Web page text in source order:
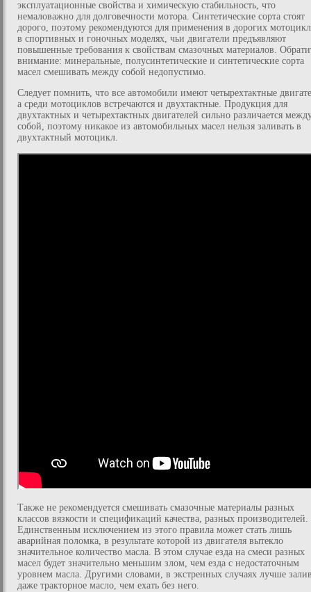
эксплуатационные свойства и химическую стабильность, что
немаловажно для долговечности мотора. Синтетические сорта стоят
дорого, поэтому рекомендуются для применения в дорогих
в спортивных и гоночных моделях, чьи двигатели предъявляют
повышенные требования к свойствам смазочных материалов.
внимание: минеральные, полусинтетические и синтетические сорта
масел смешивать между собой недопустимо.
Следует помнить, что все автомобили имеют четырехтактные
а среди мотоциклов встречаются и двухтактные. Продукция для
двухтактных и четырехтактных двигателей сильно различается
собой, поэтому никакое из автомобильных масел нельзя заливать в
двухтактный мотоцикл.
Также не рекомендуется смешивать смазочные материалы разных
классов вязкости и спецификаций качества, разных производителей.
Единственным исключением из этого правила может стать лишь
аварийная поломка, в результате которой из двигателя вытекло
значительное количество масла. В этом случае езда на смеси разных
масел будет значительно меньшим злом, чем езда с недостаточным
уровнем масла. Другими словами, в экстренных случаях лучше
даже тракторное масло, чем ехать без него.